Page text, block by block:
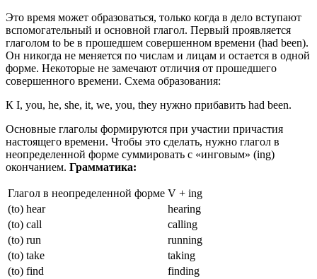
Это время может образоваться, только когда в дело вступают
вспомогательный и основной глагол. Первый проявляется
глаголом to be в прошедшем совершенном времени (had been).
Он никогда не меняется по числам и лицам и остается в одной
форме. Некоторые не замечают отличия от прошедшего
совершенного времени. Схема образования:
К I, you, he, she, it, we, you, they нужно прибавить had been.
Основные глаголы формируются при участии причастия
настоящего времени. Чтобы это сделать, нужно глагол в
неопределенной форме суммировать с «инговым» (ing)
окончанием. Грамматика:
Глагол в неопределенной форме V + ing
(to) hear
hearing
(to) call
calling
(to) run
running
(to) take
taking
(to) find
finding